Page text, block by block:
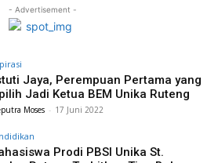
- Advertisement -
Jaya, Perempuan Pertama yang
Jadi Ketua BEM Unika Ruteng
Moses - 17 Juni 2022
Prodi PBSI Unika St.